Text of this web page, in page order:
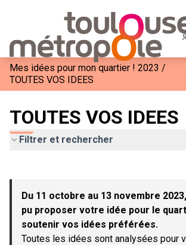
Mes idées pour mon quartier ! 2023 /
TOUTES VOS IDEES
TOUTES VOS IDEES
Filtrer et rechercher
−
Du 11 octobre au 13 novembre
pu proposer votre idée pour le
soutenir vos idées préférées.
Toutes les idées sont analysées pour